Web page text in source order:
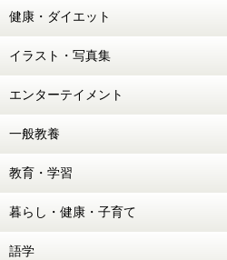
健康・ダイエット
イラスト・写真集
エンターテイメント
一般教養
教育・学習
暮らし・健康・子育て
語学